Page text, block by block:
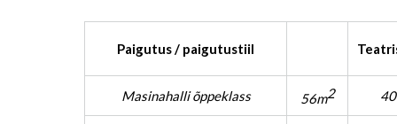
Paigutus / paigutustiil
Masinahalli õppeklass 56m2 40